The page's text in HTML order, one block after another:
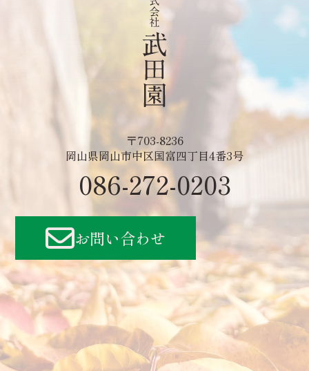
〒703-8236
岡山県岡山市中区国富四丁目4番3号
086-272-0203
お問い合わせ